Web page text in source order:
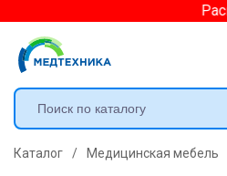
Каталог / Медицинская мебель